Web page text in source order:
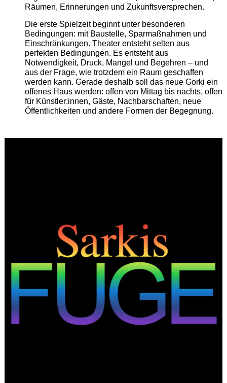
Räumen, Erinnerungen und Zukunftsversprechen.
Die erste Spielzeit beginnt unter besonderen
Bedingungen: mit Baustelle, Sparmaßnahmen und
Einschränkungen. Theater entsteht selten aus
perfekten Bedingungen. Es entsteht aus
Notwendigkeit, Druck, Mangel und Begehren – und
aus der Frage, wie trotzdem ein Raum geschaffen
werden kann. Gerade deshalb soll das neue Gorki ein
offenes Haus werden: offen von Mittag bis nachts, offen
für Künstler:innen, Gäste, Nachbarschaften, neue
Öffentlichkeiten und andere Formen der Begegnung.